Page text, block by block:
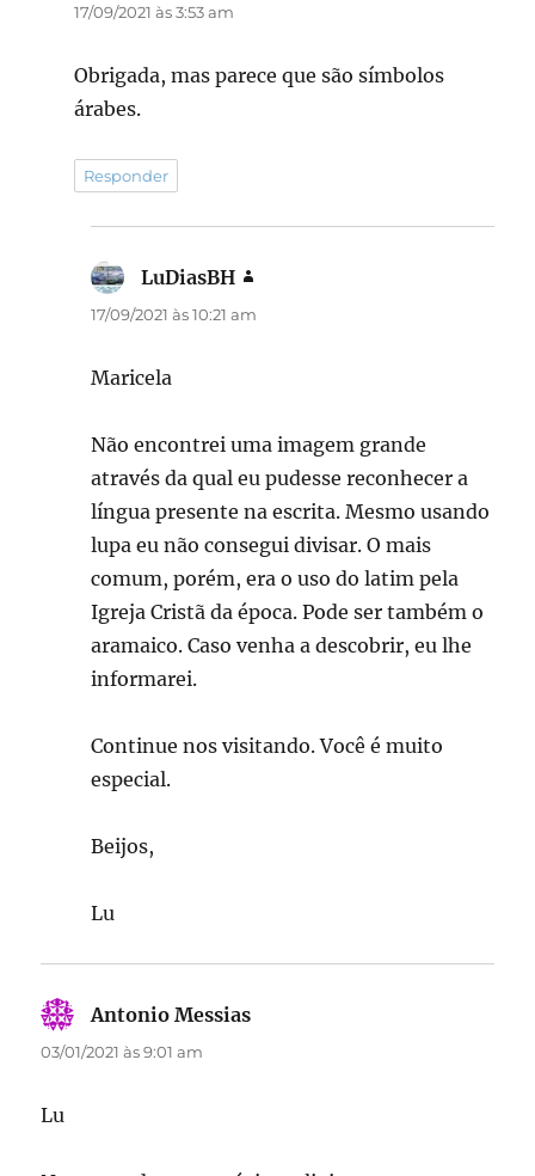
17/09/2021 às 3:53 am
Obrigada, mas parece que são símbolos
árabes.
Responder
LuDiasBH
17/09/2021 às 10:21 am
Maricela
Não encontrei uma imagem grande
através da qual eu pudesse reconhecer a
língua presente na escrita. Mesmo usando
lupa eu não consegui divisar. O mais
comum, porém, era o uso do latim pela
Igreja Cristã da época. Pode ser também o
aramaico. Caso venha a descobrir, eu lhe
informarei.
Continue nos visitando. Você é muito
especial.
Beijos,
Lu
Antonio Messias
03/01/2021 às 9:01 am
Lu